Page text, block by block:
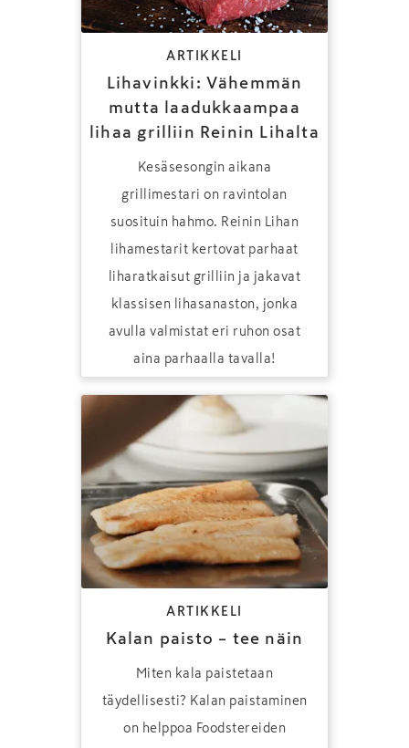
ARTIKKELI
Lihavinkki: Vähemmän
mutta laadukkaampaa
lihaa grilliin Reinin Lihalta
Kesäsesongin aikana
grillimestari on ravintolan
suosituin hahmo. Reinin Lihan
lihamestarit kertovat parhaat
liharatkaisut grilliin ja jakavat
klassisen lihasanaston, jonka
avulla valmistat eri ruhon osat
aina parhaalla tavalla!
ARTIKKELI
Kalan paisto – tee näin
Miten kala paistetaan
täydellisesti? Kalan paistaminen
on helppoa Foodstereiden